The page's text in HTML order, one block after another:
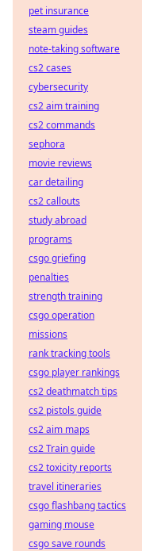
pet insurance
steam guides
note-taking software
cs2 cases
cybersecurity
cs2 aim training
cs2 commands
sephora
movie reviews
car detailing
cs2 callouts
study abroad
programs
csgo griefing
penalties
strength training
csgo operation
missions
rank tracking tools
csgo player rankings
cs2 deathmatch tips
cs2 pistols guide
cs2 aim maps
cs2 Train guide
cs2 toxicity reports
travel itineraries
csgo flashbang tactics
gaming mouse
csgo save rounds